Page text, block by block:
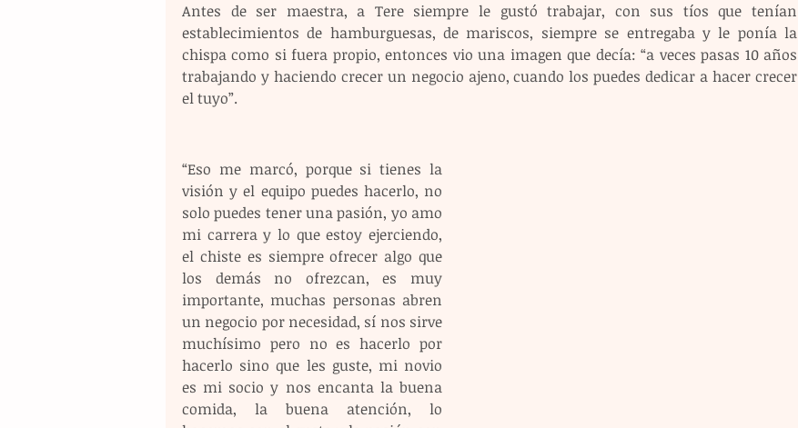
Antes de ser maestra, a Tere siempre le gustó trabajar, con sus tíos que tenían
establecimientos de hamburguesas, de mariscos, siempre se entregaba y le ponía la
chispa como si fuera propio, entonces vio una imagen que decía: “a veces pasas 10 años
trabajando y haciendo crecer un negocio ajeno, cuando los puedes dedicar a hacer crecer
el tuyo”.
“Eso me marcó, porque si tienes la
visión y el equipo puedes hacerlo, no
solo puedes tener una pasión, yo amo
mi carrera y lo que estoy ejerciendo,
el chiste es siempre ofrecer algo que
los demás no ofrezcan, es muy
importante, muchas personas abren
un negocio por necesidad, sí nos sirve
muchísimo pero no es hacerlo por
hacerlo sino que les guste, mi novio
es mi socio y nos encanta la buena
comida, la buena atención, lo